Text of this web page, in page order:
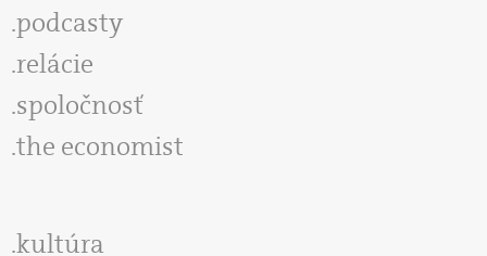
podcasty
relácie
spoločnosť
the economist
kultúra